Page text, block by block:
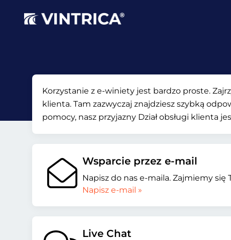
Korzystanie z e-winiety jest bardzo proste.
klienta. Tam zazwyczaj znajdziesz szybką
pomocy, nasz przyjazny Dział obsługi klienta
Wsparcie przez e-mail
Napisz do nas e-maila. Zajmiemy
Napisz e-mail »
Live Chat